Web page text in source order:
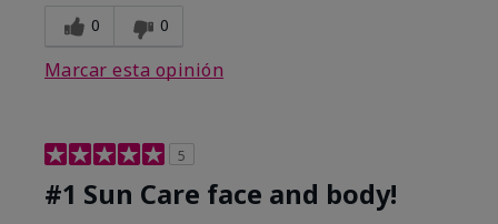
0 0
Marcar esta opinión
5
#1 Sun Care face and body!